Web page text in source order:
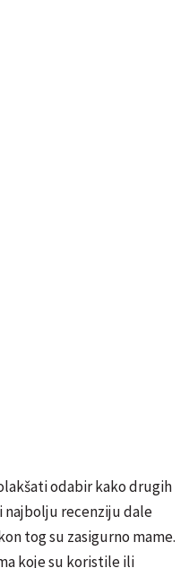
odabir kako drugih
najbolju recenziju dale
tog su zasigurno mame.
koje su koristile ili